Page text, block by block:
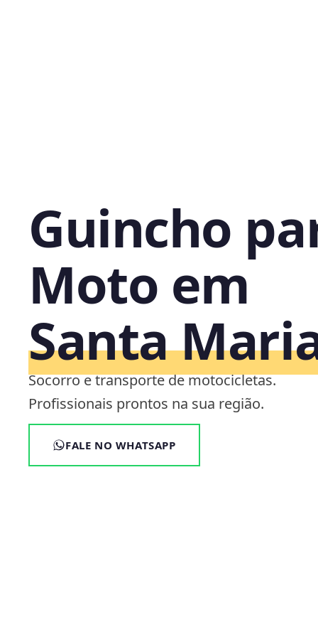
Guincho
Moto em
Santa
Socorro e transporte de motocicletas.
Profissionais prontos na sua região.
FALE NO WHATSAPP